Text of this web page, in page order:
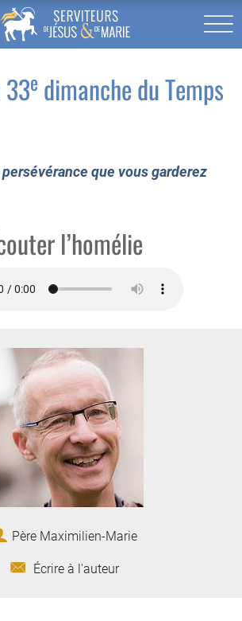
e dimanche du Temps
persévérance que vous garderez
l’homélie
Père Maximilien-Marie
Écrire à l'auteur